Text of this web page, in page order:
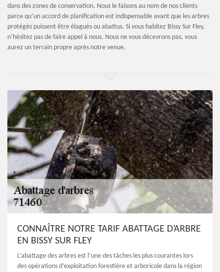
dans des zones de conservation. Nous le faisons au nom de nos clients
parce qu’un accord de planification est indispensable avant que les arbres
protégés puissent être élagués ou abattus. Si vous habitez Bissy Sur Fley,
n’hésitez pas de faire appel à nous. Nous ne vous décevrons pas, vous
aurez un terrain propre après notre venue.
CONNAÎTRE NOTRE TARIF ABATTAGE D’ARBRE
EN BISSY SUR FLEY
L’abattage des arbres est l’une des tâches les plus courantes lors
des opérations d’exploitation forestière et arboricole dans la région